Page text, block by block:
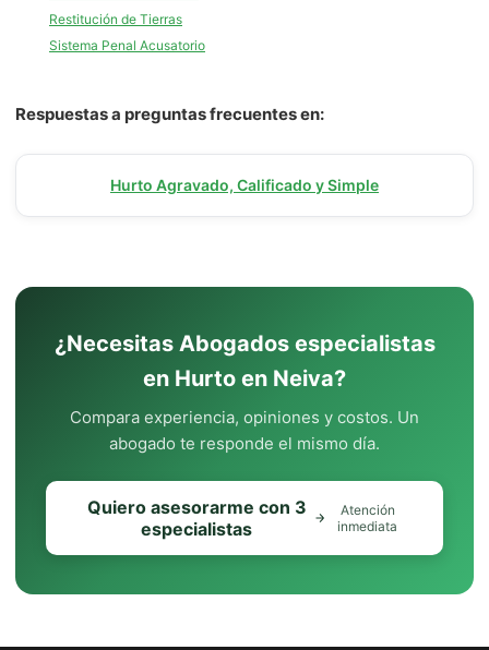
Restitución de Tierras
Sistema Penal Acusatorio
Respuestas a preguntas frecuentes en:
Hurto Agravado, Calificado y Simple
¿Necesitas Abogados especialistas
en Hurto en Neiva?
Compara experiencia, opiniones y costos. Un
abogado te responde el mismo día.
Quiero asesorarme con 3
especialistas
Atención
inmediata